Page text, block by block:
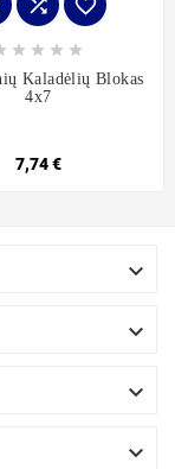
 
   
Kaladėlių Blokas
4x7
7,74 €



